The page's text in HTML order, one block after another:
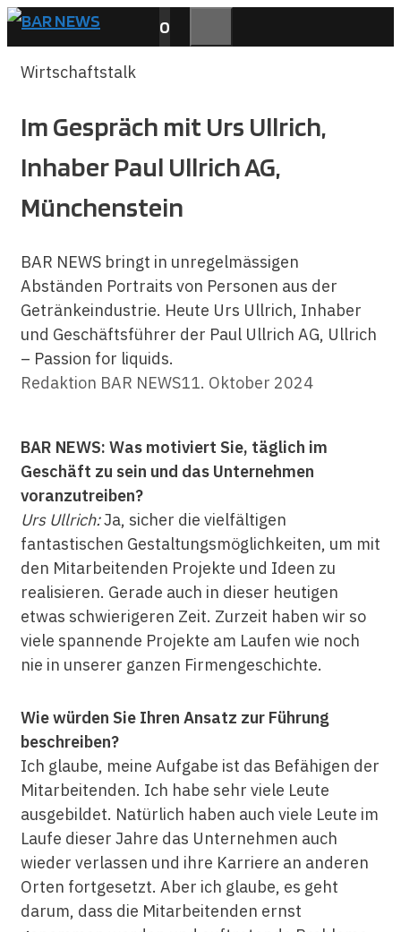
Zum
Inhalt
springen
0
MENÜ
Wirtschaftstalk
Im Gespräch mit Urs Ullrich,
Inhaber Paul Ullrich AG,
Münchenstein
BAR NEWS bringt in unregelmässigen
Abständen Portraits von Personen aus der
Getränkeindustrie. Heute Urs Ullrich, Inhaber
und Geschäftsführer der Paul Ullrich AG, Ullrich
– Passion for liquids.
Redaktion BAR NEWS11. Oktober 2024
BAR NEWS: Was motiviert Sie, täglich im
Geschäft zu sein und das Unternehmen
voranzutreiben?
Urs Ullrich:Ja, sicher die vielfältigen
fantastischen Gestaltungsmöglichkeiten, um mit
den Mitarbeitenden Projekte und Ideen zu
realisieren. Gerade auch in dieser heutigen
etwas schwierigeren Zeit. Zurzeit haben wir so
viele spannende Projekte am Laufen wie noch
nie in unserer ganzen Firmengeschichte.
Wie würden Sie Ihren Ansatz zur Führung
beschreiben?
Ich glaube, meine Aufgabe ist das Befähigen der
Mitarbeitenden. Ich habe sehr viele Leute
ausgebildet. Natürlich haben auch viele Leute im
Laufe dieser Jahre das Unternehmen auch
wieder verlassen und ihre Karriere an anderen
Orten fortgesetzt. Aber ich glaube, es geht
darum, dass die Mitarbeitenden ernst